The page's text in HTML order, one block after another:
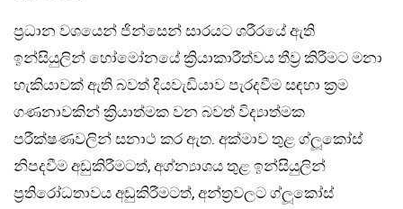
ප්‍රධාන වශයෙන් ජින්සෙන් සාරයට ශරීරයේ ඇති
ඉන්සියුලින් හෝමෝනයේ ක්‍රියාකාරීත්වය තීව්‍ර කිරීමට මනා
හැකියාවක් ඇති බවත් දියවැඩියාව පැරදවීම සඳහා ක්‍රම
ගණනාවකින් ක්‍රියාත්මක වන බවත් විද්‍යාත්මක
පරීක්ෂණවලින් සනාථ කර ඇත. අක්මාව තුළ ග්ලූකෝස්
නිපදවීම අඩුකිරීමටත්, අග්න්‍යාශය තුළ ඉන්සියුලින්
ප්‍රතිරෝධතාවය අඩුකිරීමටත්, අන්ත්‍රවලට ග්ලූකෝස්